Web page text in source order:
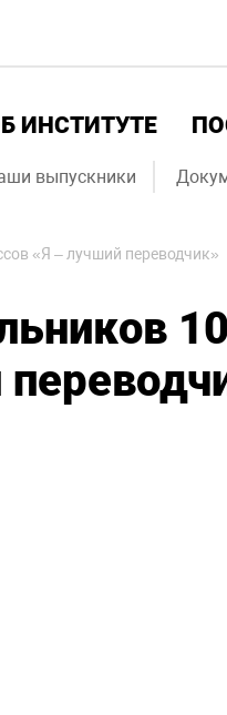
ИНСТИТУТЕ
выпускники
«Я – лучший переводчик»